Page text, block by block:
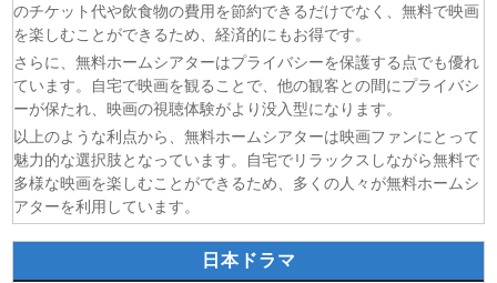
のチケット代や飲食物の費用を節約できるだけでなく、無料で映画
を楽しむことができるため、経済的にもお得です。
さらに、無料ホームシアターはプライバシーを保護する点でも優れ
ています。自宅で映画を観ることで、他の観客との間にプライバシ
ーが保たれ、映画の視聴体験がより没入型になります。
以上のような利点から、無料ホームシアターは映画ファンにとって
魅力的な選択肢となっています。自宅でリラックスしながら無料で
多様な映画を楽しむことができるため、多くの人々が無料ホームシ
アターを利用しています。
日本ドラマ